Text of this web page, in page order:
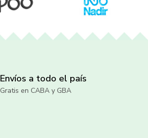
Envíos a todo el país
Gratis en CABA y GBA